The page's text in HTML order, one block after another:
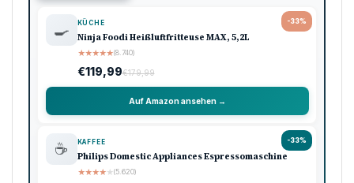
-33%
🍳 KÜCHE
Ninja Foodi Heißluftfritteuse MAX, 5,2L
★★★★★(8.740)
€119,99€179,99
Auf Amazon ansehen →
-33%
☕ KAFFEE
Philips Domestic Appliances Espressomaschine
★★★★★(5.620)